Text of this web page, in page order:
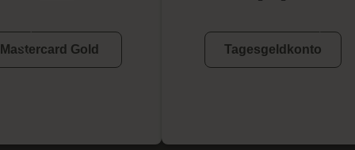
Mastercard Gold Tagesgeldkonto